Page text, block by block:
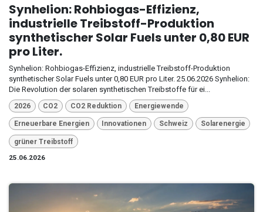
Synhelion: Rohbiogas-Effizienz,
industrielle Treibstoff-Produktion
synthetischer Solar Fuels unter 0,80 EUR
pro Liter.
Synhelion: Rohbiogas-Effizienz, industrielle Treibstoff-Produktion
synthetischer Solar Fuels unter 0,80 EUR pro Liter. 25.06.2026 Synhelion:
Die Revolution der solaren synthetischen Treibstoffe für ei...
2026 CO2 CO2 Reduktion Energiewende
Erneuerbare Energien Innovationen Schweiz Solarenergie
grüner Treibstoff
25.06.2026